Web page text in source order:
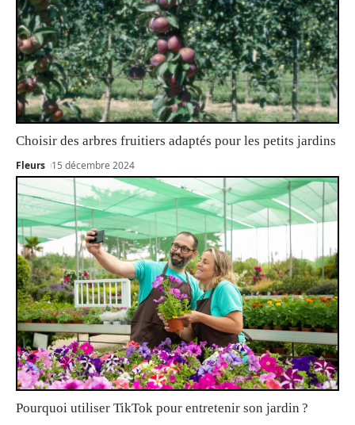
Choisir des arbres fruitiers adaptés pour les petits jardins
Fleurs 15 décembre 2024
Pourquoi utiliser TikTok pour entretenir son jardin ?